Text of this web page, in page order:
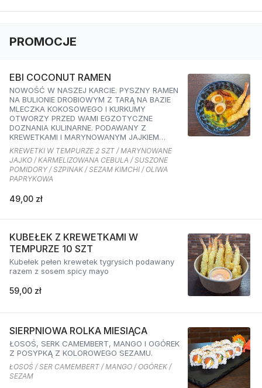
PROMOCJE
EBI COCONUT RAMEN
NOWOŚĆ W NASZEJ KARCIE. PYSZNY RAMEN
NA BULIONIE DROBIOWYM Z TARĄ NA BAZIE
MLECZKA KOKOSOWEGO I KURKUMY
OTWORZY PRZED WAMI EGZOTYCZNE
DOZNANIA KULINARNE. PODAWANY Z
KREWETKAMI I MARYNOWANYM JAJKIEM
ORAZ KARMELIZOWANĄ CEBULKĄ,
SZPINAKIEM, SUSZONYMI POMIDORAMI ORAZ
SEZAMEM O SMAKU KIMCHI I OLIWĄ
PAPRYKOWĄ
KREWETKI W TEMPURZE 2 SZT / MARYNOWANE
JAJKO / KARMELIZOWANA CEBULA / SUSZONE
POMIDORY / SZPINAK / SEZAM KIMCHI / OLIWA
PAPRYKOWA
49,00 zł
KUBEŁEK Z KREWETKAMI W
TEMPURZE 10 SZT
Kubełek pełen krewetek tygrysich podawany
razem z sosem spicy mayo
59,00 zł
SIERPNIOWA ROLKA MIESIĄCA
ŁOSOŚ, SERK CAMEMBERT, MANGO I OGÓREK
Z POSYPKĄ Z KOLOROWEGO SEZAMU.
ŁOSOŚ / SER CAMEMBERT / MANGO / OGÓREK /
SEZAM